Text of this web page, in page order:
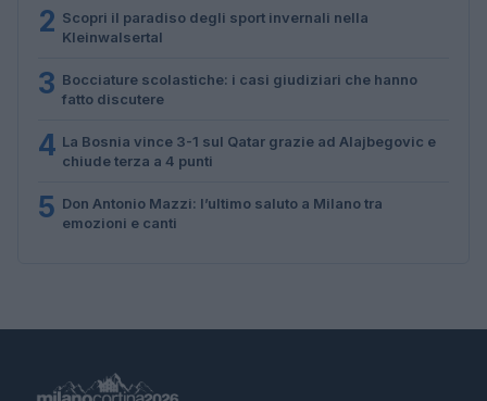
2 Scopri il paradiso degli sport invernali nella
Kleinwalsertal
3 Bocciature scolastiche: i casi giudiziari che hanno
fatto discutere
4 La Bosnia vince 3-1 sul Qatar grazie ad Alajbegovic e
chiude terza a 4 punti
5 Don Antonio Mazzi: l’ultimo saluto a Milano tra
emozioni e canti